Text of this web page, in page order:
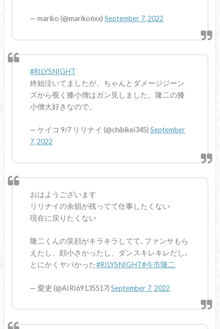
— mariko (@mariko6xx)September 7, 2022
#RILYSNIGHT
終始泣いてましたが、ちゃんとダメージジーン
ズから覗く膝小僧はガン見しました。隆二の膝
小僧大好きなので。
— ケイコ 9/7 リリナイ (@chibikei345)September
7, 2022
おはようございます
リリナイの余韻が残ってて仕事したくない
現在に戻りたくない
隆二くんの笑顔がキラキラしてて､ファンサもら
えたし、顔小さかったし、ダンスキレキレだし､
とにかくヤバかった#RILYSNIGHT#今市隆二
— 愛吏 (@AIRI69135517)September 7, 2022